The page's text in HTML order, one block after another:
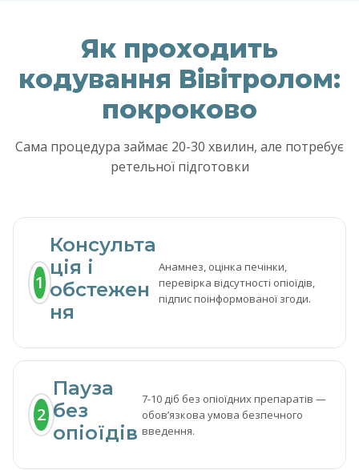
Як проходить
кодування Вівітролом:
покроково
Сама процедура займає 20-30 хвилин, але потребує
ретельної підготовки
1
Консульта
ція і
обстежен
ня
Анамнез, оцінка печінки,
перевірка відсутності опіоїдів,
підпис поінформованої згоди.
2
Пауза
без
опіоїдів
7-10 діб без опіоїдних препаратів —
обовʼязкова умова безпечного
введення.